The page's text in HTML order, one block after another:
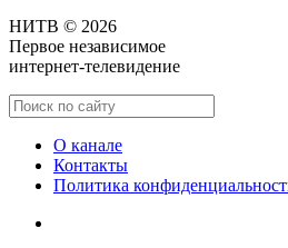
НИТВ © 2026
Первое независимое
интернет-телевидение
О канале
Контакты
Политика